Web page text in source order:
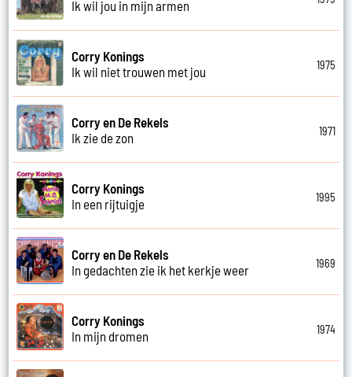
Ik wil jou in mijn armen
Corry Konings
Ik wil niet trouwen met jou
1975
Corry en De Rekels
Ik zie de zon
1971
Corry Konings
In een rijtuigje
1995
Corry en De Rekels
In gedachten zie ik het kerkje weer
1969
Corry Konings
In mijn dromen
1974